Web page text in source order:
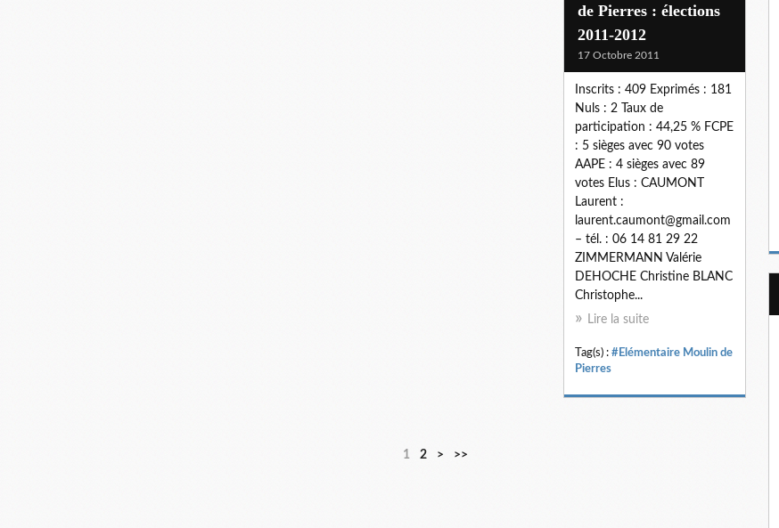
de Pierres : élections
2011-2012
17 Octobre 2011
Inscrits : 409 Exprimés : 181
Nuls : 2 Taux de
participation : 44,25 % FCPE
: 5 sièges avec 90 votes
AAPE : 4 sièges avec 89
votes Elus : CAUMONT
Laurent :
laurent.caumont@gmail.com
– tél. : 06 14 81 29 22
ZIMMERMANN Valérie
DEHOCHE Christine BLANC
Christophe...
Lire la suite
Tag(s) : #Elémentaire Moulin de
Pierres
1 2 > >>